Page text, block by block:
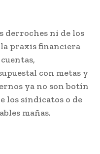
derroches ni de los
praxis financiera
con metas y
ya no son botín
los sindicatos o de
mañas.